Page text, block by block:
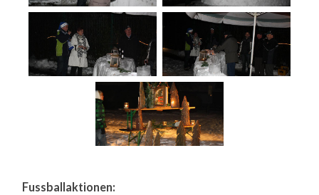
Fussballaktionen: